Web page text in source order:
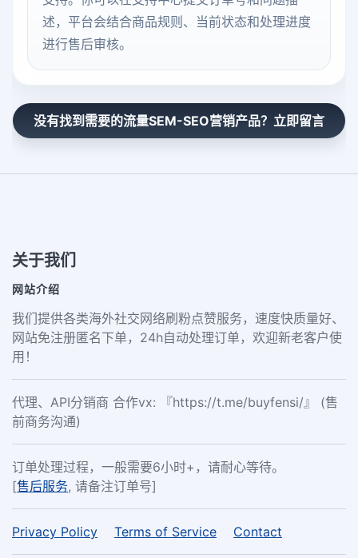
述，平台会结合商品规则、当前状态和处理进度
进行售后审核。
没有找到需要的流量SEM-SEO营销产品？立即留言
关于我们
网站介绍
我们提供各类海外社交网络刷粉点赞服务，速度快质量好、
网站免注册匿名下单，24h自动处理订单，欢迎新老客户使
用！
代理、API分销商 合作vx: 『https://t.me/buyfensi/』 (售
前商务沟通)
订单处理过程，一般需要6小时+，请耐心等待。
[售后服务, 请备注订单号]
Privacy Policy Terms of Service Contact